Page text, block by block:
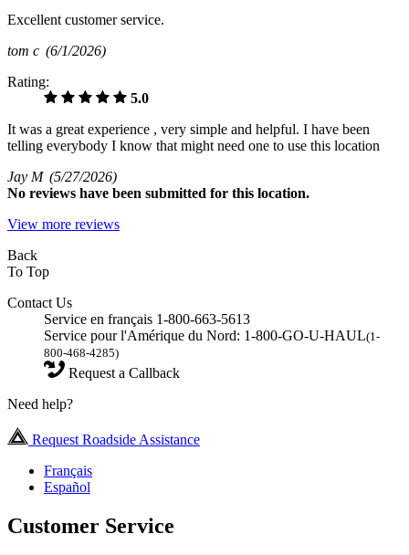
Excellent customer service.
tom c (6/1/2026)
Rating:
5.0
It was a great experience , very simple and helpful. I have been
telling everybody I know that might need one to use this location
Jay M (5/27/2026)
No reviews have been submitted for this location.
View more reviews
Back
To Top
Contact Us
Service en français 1-800-663-5613
Service pour l'Amérique du Nord: 1-800-GO-U-HAUL(1-
800-468-4285)
Request a Callback
Need help?
Request Roadside Assistance
Français
Español
Customer Service